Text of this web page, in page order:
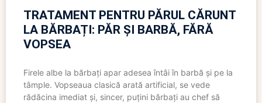
TRATAMENT PENTRU PĂRUL CĂRUNT
LA BĂRBAȚI: PĂR ȘI BARBĂ, FĂRĂ
VOPSEA
Firele albe la bărbați apar adesea întâi în barbă și pe la
tâmple. Vopseaua clasică arată artificial, se vede
rădăcina imediat și, sincer, puțini bărbați au chef să